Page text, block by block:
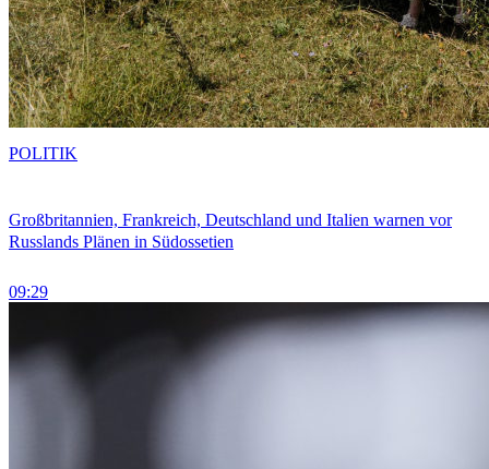
Großbritannien, Frankreich, Deutschland und Italien warnen vor
Russlands Plänen in Südossetien
09:29
POLITIK